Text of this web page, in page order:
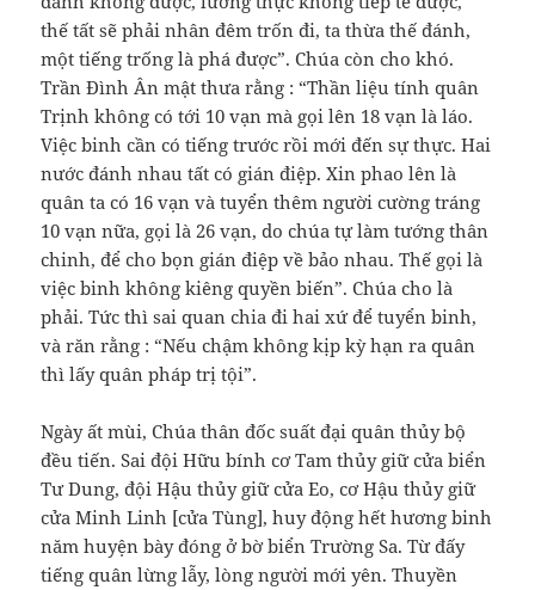
thế tất sẽ phải nhân đêm trốn đi, ta thừa thế đánh,
một tiếng trống là phá được”. Chúa còn cho khó.
Trần Đình Ân mật thưa rằng : “Thần liệu tính quân
Trịnh không có tới 10 vạn mà gọi lên 18 vạn là láo.
Việc binh cần có tiếng trước rồi mới đến sự thực. Hai
nước đánh nhau tất có gián điệp. Xin phao lên là
quân ta có 16 vạn và tuyển thêm người cường tráng
10 vạn nữa, gọi là 26 vạn, do chúa tự làm tướng thân
chinh, để cho bọn gián điệp về bảo nhau. Thế gọi là
việc binh không kiêng quyền biến”. Chúa cho là
phải. Tức thì sai quan chia đi hai xứ để tuyển binh,
và răn rằng : “Nếu chậm không kịp kỳ hạn ra quân
thì lấy quân pháp trị tội”.
Ngày ất mùi, Chúa thân đốc suất đại quân thủy bộ
đều tiến. Sai đội Hữu bính cơ Tam thủy giữ cửa biển
Tư Dung, đội Hậu thủy giữ cửa Eo, cơ Hậu thủy giữ
cửa Minh Linh [cửa Tùng], huy động hết hương binh
năm huyện bày đóng ở bờ biển Trường Sa. Từ đấy
tiếng quân lừng lẫy, lòng người mới yên. Thuyền